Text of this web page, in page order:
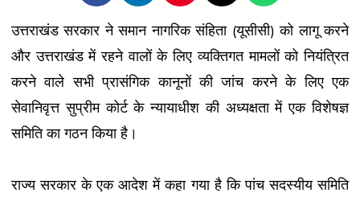
उत्तराखंड सरकार ने समान नागरिक संहिता (यूसीसी) को लागू करने
और उत्तराखंड में रहने वालों के लिए व्यक्तिगत मामलों को नियंत्रित
करने वाले सभी प्रासंगिक कानूनों की जांच करने के लिए एक
सेवानिवृत्त सुप्रीम कोर्ट के न्यायाधीश की अध्यक्षता में एक विशेषज्ञ
समिति का गठन किया है।
राज्य सरकार के एक आदेश में कहा गया है कि पांच सदस्यीय समिति